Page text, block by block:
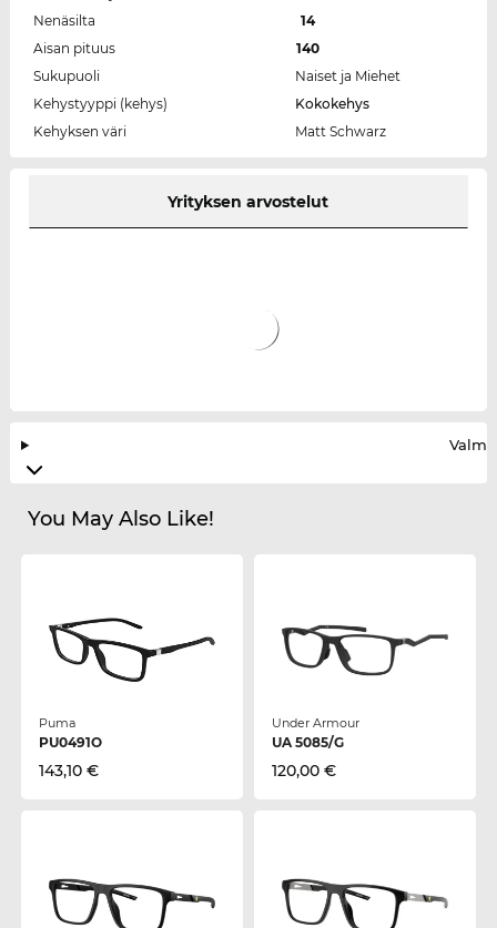
Nenäsilta
14
Aisan pituus
140
Sukupuoli
Naiset ja Miehet
Kehystyyppi (kehys)
Kokokehys
Kehyksen väri
Matt Schwarz
Yrityksen arvostelut
You May Also Like!
Puma
PU0491O
143,10 €
Under Armour
UA 5085/G
120,00 €